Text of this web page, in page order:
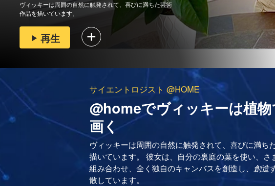
ヴィッキーは周囲の自然に触発されて、喜びに満ちた芸術
作品を描いています。
再生
サイエントロジスト @HOME
@homeでヴィッキーは植
画く
ヴィッキーは周囲の自然に触発されて、喜びに満ち
描いています。 彼女は、自分の裏庭の葉を使い、さ
組み合わせ、全く独自のキャンバスを創造し、 創造
散しています。